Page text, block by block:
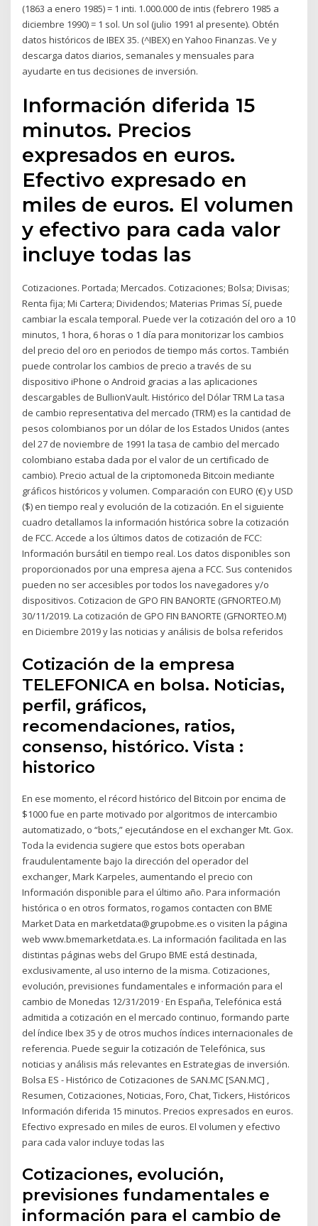
(1863 a enero 1985) = 1 inti. 1.000.000 de intis (febrero 1985 a
diciembre 1990) = 1 sol. Un sol (julio 1991 al presente). Obtén
datos históricos de IBEX 35. (^IBEX) en Yahoo Finanzas. Ve y
descarga datos diarios, semanales y mensuales para
ayudarte en tus decisiones de inversión.
Información diferida 15
minutos. Precios
expresados en euros.
Efectivo expresado en
miles de euros. El volumen
y efectivo para cada valor
incluye todas las
Cotizaciones. Portada; Mercados. Cotizaciones; Bolsa; Divisas;
Renta fija; Mi Cartera; Dividendos; Materias Primas Sí, puede
cambiar la escala temporal. Puede ver la cotización del oro a 10
minutos, 1 hora, 6 horas o 1 día para monitorizar los cambios
del precio del oro en periodos de tiempo más cortos. También
puede controlar los cambios de precio a través de su
dispositivo iPhone o Android gracias a las aplicaciones
descargables de BullionVault. Histórico del Dólar TRM La tasa
de cambio representativa del mercado (TRM) es la cantidad de
pesos colombianos por un dólar de los Estados Unidos (antes
del 27 de noviembre de 1991 la tasa de cambio del mercado
colombiano estaba dada por el valor de un certificado de
cambio). Precio actual de la criptomoneda Bitcoin mediante
gráficos históricos y volumen. Comparación con EURO (€) y USD
($) en tiempo real y evolución de la cotización. En el siguiente
cuadro detallamos la información histórica sobre la cotización
de FCC. Accede a los últimos datos de cotización de FCC:
Información bursátil en tiempo real. Los datos disponibles son
proporcionados por una empresa ajena a FCC. Sus contenidos
pueden no ser accesibles por todos los navegadores y/o
dispositivos. Cotizacion de GPO FIN BANORTE (GFNORTEO.M)
30/11/2019. La cotización de GPO FIN BANORTE (GFNORTEO.M)
en Diciembre 2019 y las noticias y análisis de bolsa referidos
Cotización de la empresa
TELEFONICA en bolsa. Noticias,
perfil, gráficos,
recomendaciones, ratios,
consenso, histórico. Vista :
historico
En ese momento, el récord histórico del Bitcoin por encima de
$1000 fue en parte motivado por algoritmos de intercambio
automatizado, o “bots,” ejecutándose en el exchanger Mt. Gox.
Toda la evidencia sugiere que estos bots operaban
fraudulentamente bajo la dirección del operador del
exchanger, Mark Karpeles, aumentando el precio con
Información disponible para el último año. Para información
histórica o en otros formatos, rogamos contacten con BME
Market Data en marketdata@grupobme.es o visiten la página
web www.bmemarketdata.es. La información facilitada en las
distintas páginas webs del Grupo BME está destinada,
exclusivamente, al uso interno de la misma. Cotizaciones,
evolución, previsiones fundamentales e información para el
cambio de Monedas 12/31/2019 · En España, Telefónica está
admitida a cotización en el mercado continuo, formando parte
del índice Ibex 35 y de otros muchos índices internacionales de
referencia. Puede seguir la cotización de Telefónica, sus
noticias y análisis más relevantes en Estrategias de inversión.
Bolsa ES - Histórico de Cotizaciones de SAN.MC [SAN.MC] ,
Resumen, Cotizaciones, Noticias, Foro, Chat, Tickers, Históricos
Información diferida 15 minutos. Precios expresados en euros.
Efectivo expresado en miles de euros. El volumen y efectivo
para cada valor incluye todas las
Cotizaciones, evolución,
previsiones fundamentales e
información para el cambio de